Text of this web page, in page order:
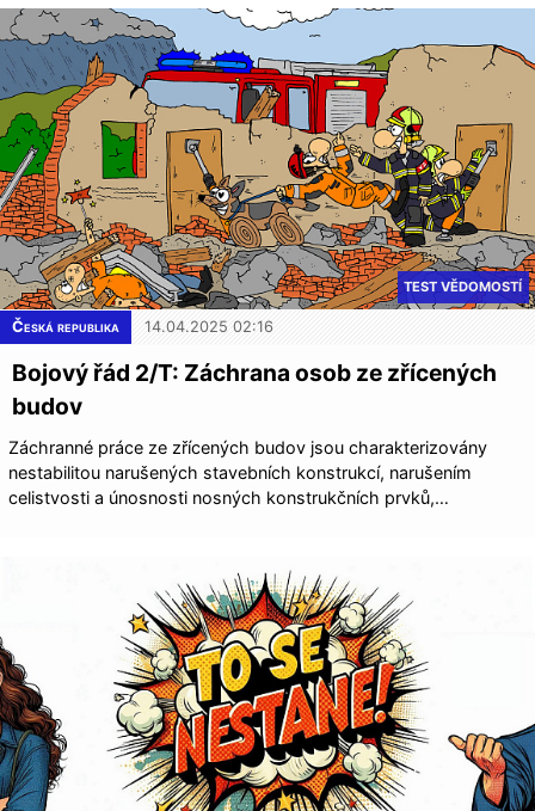
TEST VĚDOMOSTÍ
Česká republika 14.04.2025 02:16
Bojový řád 2/T: Záchrana osob ze zřícených
budov
Záchranné práce ze zřícených budov jsou charakterizovány
nestabilitou narušených stavebních konstrukcí, narušením
celistvosti a únosnosti nosných konstrukčních prvků,…